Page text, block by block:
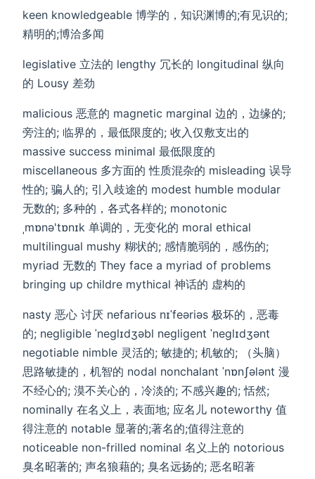
keen knowledgeable 博学的，知识渊博的;有见识的;
精明的;博洽多闻
legislative 立法的 lengthy 冗长的 longitudinal 纵向
的 Lousy 差劲
malicious 恶意的 magnetic marginal 边的，边缘的;
旁注的; 临界的，最低限度的; 收入仅敷支出的
massive success minimal 最低限度的
miscellaneous 多方面的 性质混杂的 misleading 误导
性的; 骗人的; 引入歧途的 modest humble modular
无数的; 多种的，各式各样的; monotonic
ˌmɒnə'tɒnɪk 单调的，无变化的 moral ethical
multilingual mushy 糊状的; 感情脆弱的，感伤的;
myriad 无数的 They face a myriad of problems
bringing up childre mythical 神话的 虚构的
nasty 恶心 讨厌 nefarious nɪˈfeəriəs 极坏的，恶毒
的; negligible ˈneglɪdʒəbl negligent ˈneglɪdʒənt
negotiable nimble 灵活的; 敏捷的; 机敏的; （头脑）
思路敏捷的，机智的 nodal nonchalant ˈnɒnʃələnt 漫
不经心的; 漠不关心的，冷淡的; 不感兴趣的; 恬然;
nominally 在名义上，表面地; 应名儿 noteworthy 值
得注意的 notable 显著的;著名的;值得注意的
noticeable non-frilled nominal 名义上的 notorious
臭名昭著的; 声名狼藉的; 臭名远扬的; 恶名昭著